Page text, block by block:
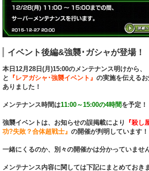
イベント後編&強襲･ガシャが登場！
本日12月28日(月)15:00のメンテナンス明けから、
と
『レアガシャ･強襲イベント』 の実施を伝える
ありました！
メンテナンス時間は11:00～15:00の4時間 を予定！
強襲イベントは、お知らせの誤掲載により 『殺し
功?失敗？合体超戦士』 の開催が判明しています！
一緒にくるのか、別々の開催かは分かっていませ
メンテナンス内容に関しては下記にまとめておき